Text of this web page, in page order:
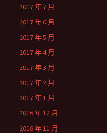
2017 年 7 月
2017 年 6 月
2017 年 5 月
2017 年 4 月
2017 年 3 月
2017 年 2 月
2017 年 1 月
2016 年 12 月
2016 年 11 月